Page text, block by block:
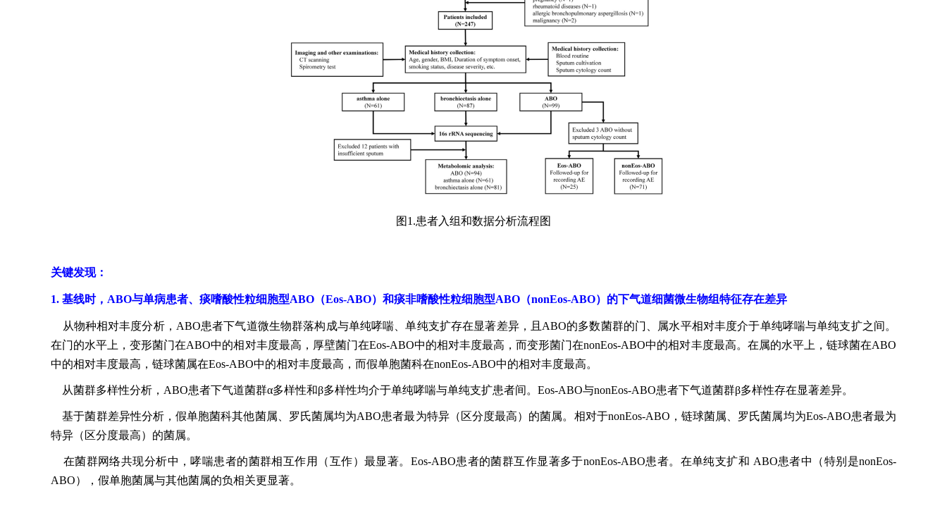
图1.患者入组和数据分析流程图
关键发现：
1. 基线时，ABO与单病患者、痰嗜酸性粒细胞型ABO（Eos-ABO）和痰非嗜酸性粒细胞型ABO（nonEos-ABO）的下气道细菌微生物组特征存在差异
从物种相对丰度分析，ABO患者下气道微生物群落构成与单纯哮喘、单纯支扩存在显著差异，且ABO的多数菌群的门、属水平相对丰度介于单纯哮喘与单纯支扩之间。
在门的水平上，变形菌门在ABO中的相对丰度最高，厚壁菌门在Eos-ABO中的相对丰度最高，而变形菌门在nonEos-ABO中的相对丰度最高。在属的水平上，链球菌在ABO
中的相对丰度最高，链球菌属在Eos-ABO中的相对丰度最高，而假单胞菌科在nonEos-ABO中的相对丰度最高。
从菌群多样性分析，ABO患者下气道菌群α多样性和β多样性均介于单纯哮喘与单纯支扩患者间。Eos-ABO与nonEos-ABO患者下气道菌群β多样性存在显著差异。
基于菌群差异性分析，假单胞菌科其他菌属、罗氏菌属均为ABO患者最为特异（区分度最高）的菌属。相对于nonEos-ABO，链球菌属、罗氏菌属均为Eos-ABO患者最为
特异（区分度最高）的菌属。
在菌群网络共现分析中，哮喘患者的菌群相互作用（互作）最显著。Eos-ABO患者的菌群互作显著多于nonEos-ABO患者。在单纯支扩和 ABO患者中（特别是nonEos-
ABO），假单胞菌属与其他菌属的负相关更显著。